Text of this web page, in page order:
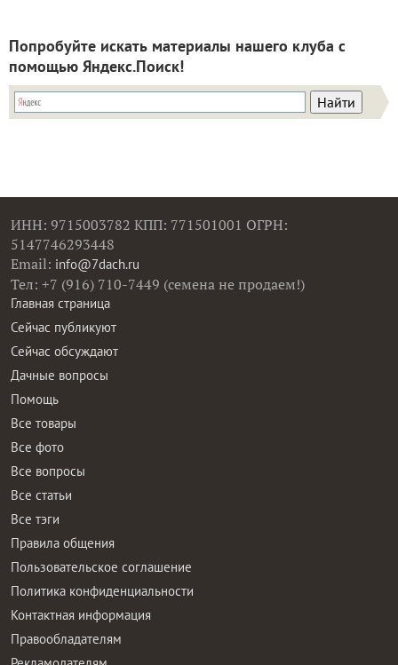
Попробуйте искать материалы нашего клуба с
помощью Яндекс.Поиск!
ИНН: 9715003782 КПП: 771501001 ОГРН:
5147746293448
Email: info@7dach.ru
Тел: +7 (916) 710-7449 (семена не продаем!)
Главная страница
Сейчас публикуют
Сейчас обсуждают
Дачные вопросы
Помощь
Все товары
Все фото
Все вопросы
Все статьи
Все тэги
Правила общения
Пользовательское соглашение
Политика конфиденциальности
Контактная информация
Правообладателям